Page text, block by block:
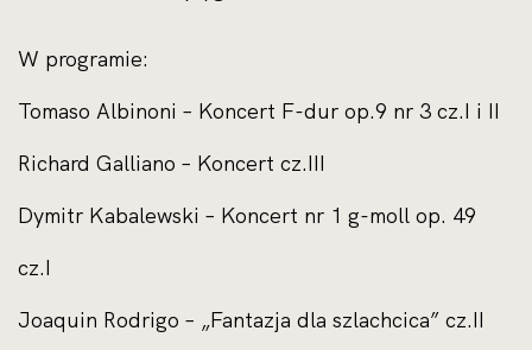
W
Tomaso Albinoni – Koncert F-dur op.9 nr 3 cz.I i II
Richard Galliano – Koncert cz.III
Dymitr Kabalewski – Koncert nr 1 g-moll op. 49
cz.I
Joaquin Rodrigo – „Fantazja dla szlachcica” cz.II